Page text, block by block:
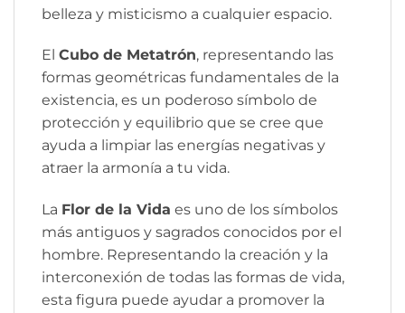
belleza y misticismo a cualquier espacio.
El Cubo de Metatrón, representando las
formas geométricas fundamentales de la
existencia, es un poderoso símbolo de
protección y equilibrio que se cree que
ayuda a limpiar las energías negativas y
atraer la armonía a tu vida.
La Flor de la Vida es uno de los símbolos
más antiguos y sagrados conocidos por el
hombre. Representando la creación y la
interconexión de todas las formas de vida,
esta figura puede ayudar a promover la